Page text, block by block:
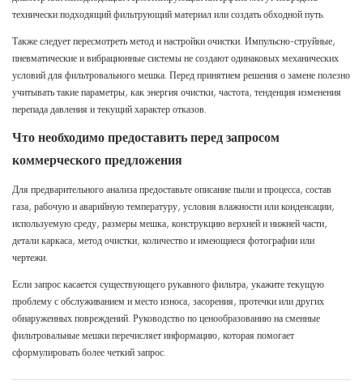
технически подходящий фильтрующий материал или создать обходной путь.
Также следует пересмотреть метод и настройки очистки. Импульсно-струйные,
пневматические и вибрационные системы не создают одинаковых механических
условий для фильтровального мешка. Перед принятием решения о замене полезно
учитывать такие параметры, как энергия очистки, частота, тенденция изменения
перепада давления и текущий характер отказов.
Что необходимо предоставить перед запросом
коммерческого предложения
Для предварительного анализа предоставьте описание пыли и процесса, состав
газа, рабочую и аварийную температуру, условия влажности или конденсации,
используемую среду, размеры мешка, конструкцию верхней и нижней части,
детали каркаса, метод очистки, количество и имеющиеся фотографии или
чертежи.
Если запрос касается существующего рукавного фильтра, укажите текущую
проблему с обслуживанием и место износа, засорения, протечки или других
обнаруженных повреждений. Руководство по ценообразованию на сменные
фильтровальные мешки перечисляет информацию, которая помогает
сформулировать более четкий запрос.